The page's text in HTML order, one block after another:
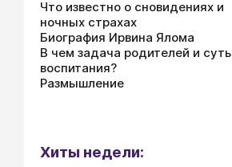
Что известно о сновидениях и
ночных страхах
Биография Ирвина Ялома
В чем задача родителей и суть
воспитания?
Размышление
Хиты недели: